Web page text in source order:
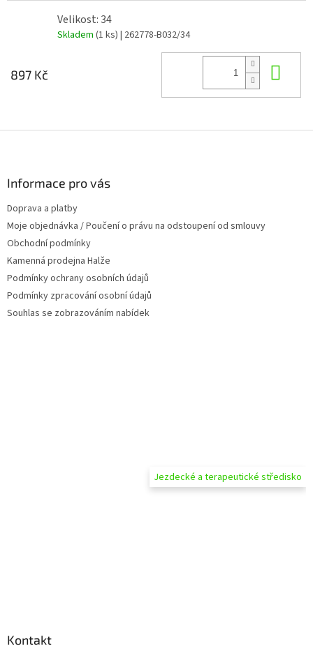
Velikost: 34
Skladem (1 ks) | 262778-B032/34
897 Kč
Informace pro vás
Doprava a platby
Moje objednávka / Poučení o právu na odstoupení od smlouvy
Obchodní podmínky
Kamenná prodejna Halže
Podmínky ochrany osobních údajů
Podmínky zpracování osobní údajů
Souhlas se zobrazováním nabídek
Jezdecké a terapeutické středisko
Kontakt